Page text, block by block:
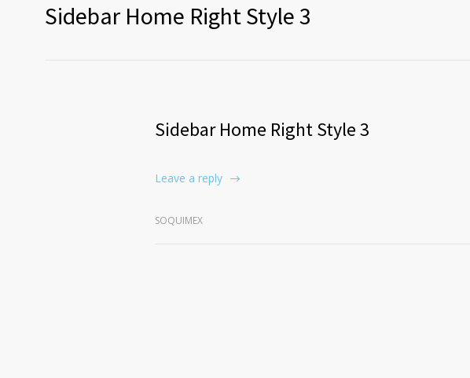
Sidebar Home Right Style 3
Sidebar Home Right Style 3
Leave a reply
SOQUIMEX